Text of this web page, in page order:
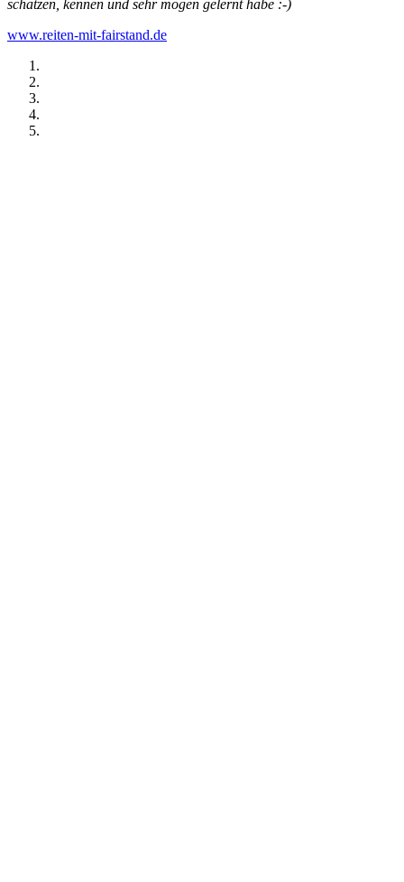
schätzen, kennen und sehr mögen gelernt habe :-)
www.reiten-mit-fairstand.de